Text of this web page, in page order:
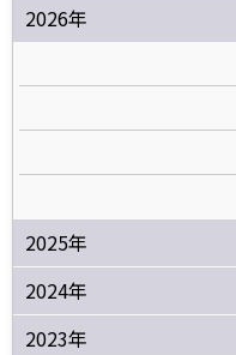
2026年
2025年
2024年
2023年